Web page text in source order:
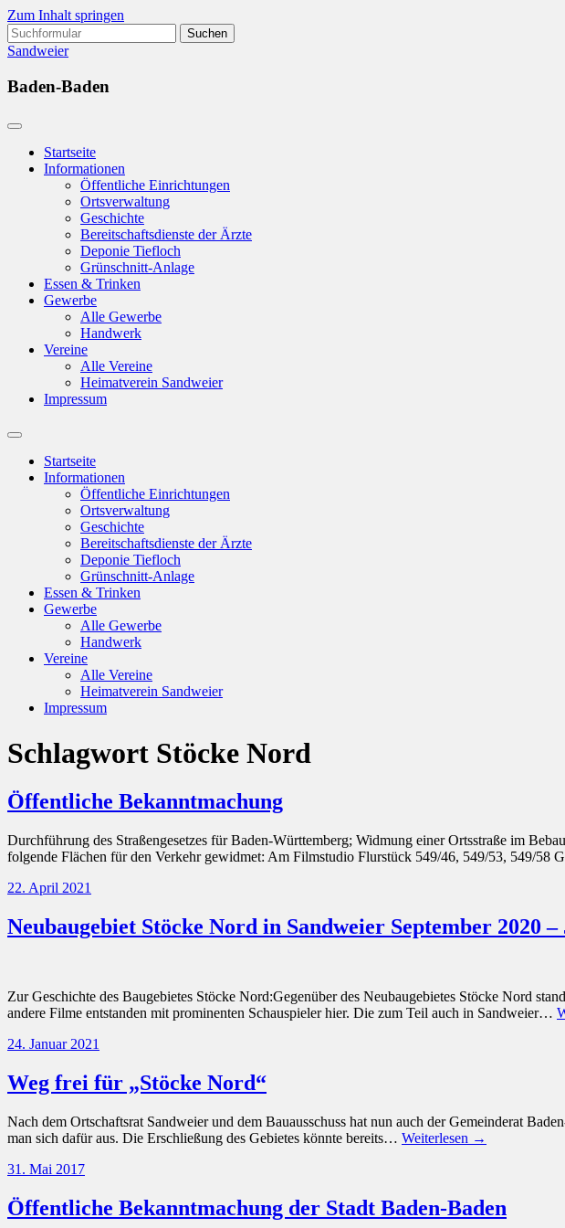
Zum Inhalt springen
Suchen
nach:
Sandweier
Baden-Baden
Startseite
Informationen
Öffentliche Einrichtungen
Ortsverwaltung
Geschichte
Bereitschaftsdienste der Ärzte
Deponie Tiefloch
Grünschnitt-Anlage
Essen & Trinken
Gewerbe
Alle Gewerbe
Handwerk
Vereine
Alle Vereine
Heimatverein Sandweier
Impressum
Suchfeld
ein-/ausblenden
Startseite
Informationen
Öffentliche Einrichtungen
Ortsverwaltung
Geschichte
Bereitschaftsdienste der Ärzte
Deponie Tiefloch
Grünschnitt-Anlage
Essen & Trinken
Gewerbe
Alle Gewerbe
Handwerk
Vereine
Alle Vereine
Heimatverein Sandweier
Impressum
Schlagwort Stöcke Nord
Öffentliche Bekanntmachung
Durchführung des Straßengesetzes für Baden-Württemberg; Widmung einer Ortsstraße im
folgende Flächen für den Verkehr gewidmet: Am Filmstudio Flurstück 549/46, 549/53, 549/58
22. April 2021
Neubaugebiet Stöcke Nord in Sandweier September 2020 –
Zur Geschichte des Baugebietes Stöcke Nord:Gegenüber des Neubaugebietes Stöcke Nord
andere Filme entstanden mit prominenten Schauspieler hier. Die zum Teil auch in Sandweier…
24. Januar 2021
Weg frei für „Stöcke Nord“
Nach dem Ortschaftsrat Sandweier und dem Bauausschuss hat nun auch der Gemeinderat
man sich dafür aus. Die Erschließung des Gebietes könnte bereits… Weiterlesen →
31. Mai 2017
Öffentliche Bekanntmachung der Stadt Baden-Baden